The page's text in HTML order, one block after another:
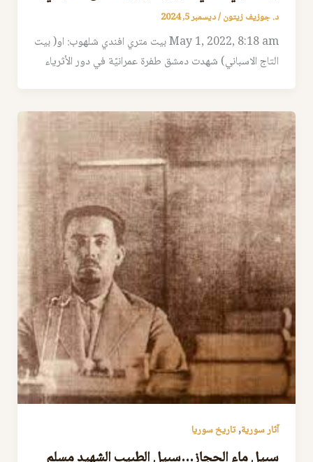
د. جوزيف زيتون/ديسمبر 5, 2024
May 1, 2022, 8:18 am بيت متري افندي شلهوب: او( بيت
التاج الاسباني) شهدت دمشق طفرة عمرانيّة في دور الأثرياء
آثار سورية,تاريخ سوريا